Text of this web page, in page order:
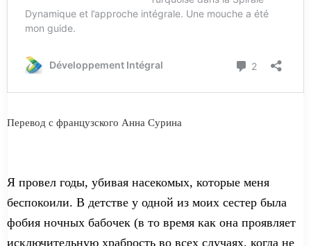
Перевод с французского Анна Сурина
Я провел годы, убивая насекомых, которые меня
беспокоили. В детстве у одной из моих сестер была
фобия ночных бабочек (в то время как она проявляет
исключительную храбрость во всех случаях, когда не